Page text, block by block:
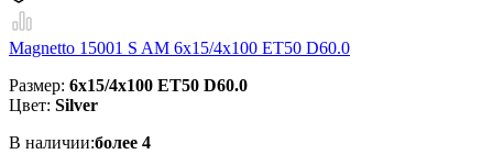
Magnetto 15001 S AM 6x15/4x100 ET50 D60.0
Размер: 6x15/4x100 ET50 D60.0
Цвет: Silver
В наличии:более 4